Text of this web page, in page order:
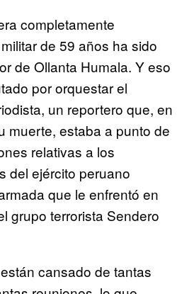
completamente
de 59 años ha sido
de Ollanta Humala. Y eso
por orquestar el
un reportero que, en
muerte, estaba a punto de
relativas a los
del ejército peruano
que le enfrentó en
grupo terrorista Sendero
cansado de tantas